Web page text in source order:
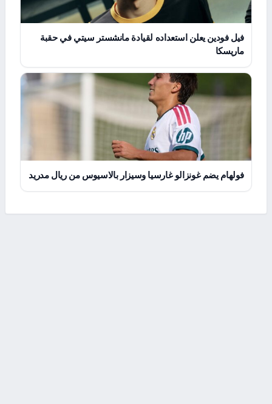
فيل فودين يعلن استعداده لقيادة مانشستر سيتي في حقبة
ماريسكا
فولهام يضم غونزالو غارسيا وسيزار بالاسيوس من ريال مدريد